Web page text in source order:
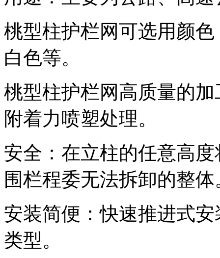
桃型柱护栏网可选用颜
白色等。
桃型柱护栏网高质量的
附着力喷塑处理。
安全：在立柱的任意高
围栏程委无法拆卸的整体
安装简便：快速推进式
类型。